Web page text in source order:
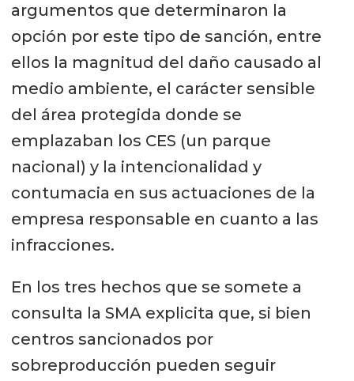
argumentos que determinaron la
opción por este tipo de sanción, entre
ellos la magnitud del daño causado al
medio ambiente, el carácter sensible
del área protegida donde se
emplazaban los CES (un parque
nacional) y la intencionalidad y
contumacia en sus actuaciones de la
empresa responsable en cuanto a las
infracciones.
En los tres hechos que se somete a
consulta la SMA explicita que, si bien
centros sancionados por
sobreproducción pueden seguir